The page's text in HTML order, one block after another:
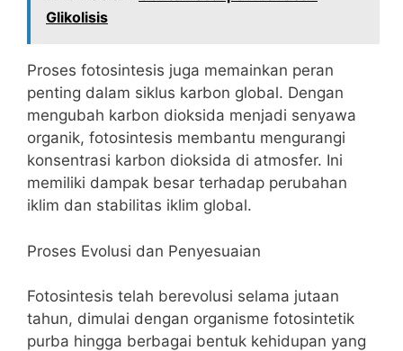
Glikolisis
Proses fotosintesis juga memainkan peran
penting dalam siklus karbon global. Dengan
mengubah karbon dioksida menjadi senyawa
organik, fotosintesis membantu mengurangi
konsentrasi karbon dioksida di atmosfer. Ini
memiliki dampak besar terhadap perubahan
iklim dan stabilitas iklim global.
Proses Evolusi dan Penyesuaian
Fotosintesis telah berevolusi selama jutaan
tahun, dimulai dengan organisme fotosintetik
purba hingga berbagai bentuk kehidupan yang